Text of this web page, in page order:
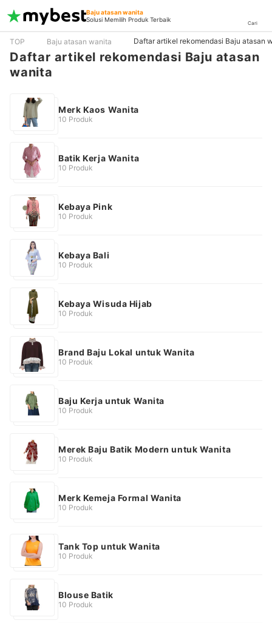
Baju atasan wanita
Solusi Memilih Produk Terbaik
Cari
TOP Baju atasan wanita Daftar artikel rekomendasi Baju atasan
Daftar artikel rekomendasi Baju atasan
wanita
Merk Kaos Wanita
10 Produk
Batik Kerja Wanita
10 Produk
Kebaya Pink
10 Produk
Kebaya Bali
10 Produk
Kebaya Wisuda Hijab
10 Produk
Brand Baju Lokal untuk Wanita
10 Produk
Baju Kerja untuk Wanita
10 Produk
Merek Baju Batik Modern untuk Wanita
10 Produk
Merk Kemeja Formal Wanita
10 Produk
Tank Top untuk Wanita
10 Produk
Blouse Batik
10 Produk